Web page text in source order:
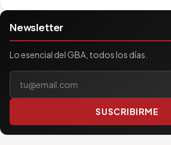
Newsletter
Lo esencial del GBA, todos los días.
SUSCRIBIRME